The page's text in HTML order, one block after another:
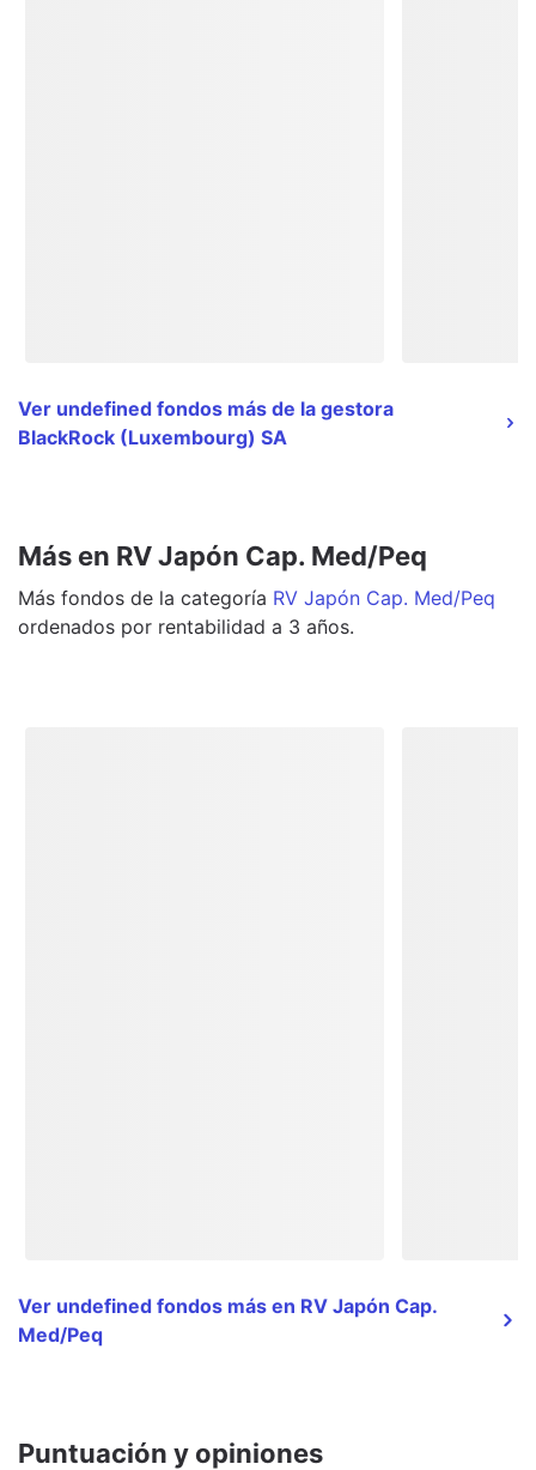
Ver undefined fondos más de la gestora
BlackRock (Luxembourg) SA
Más en RV Japón Cap. Med/Peq
Más fondos de la categoría RV Japón Cap. Med/Peq
ordenados por rentabilidad a 3 años.
Ver undefined fondos más en RV Japón Cap.
Med/Peq
Puntuación y opiniones